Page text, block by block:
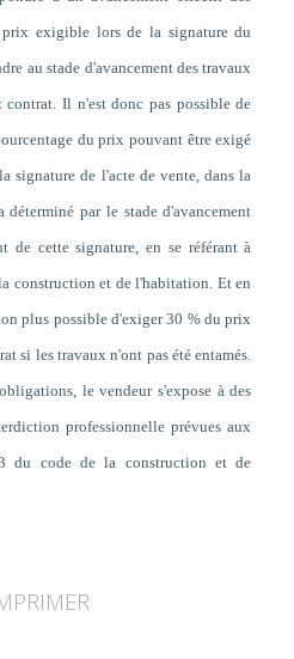
exigible lors de la signature du
au stade d'avancement des travaux
Il n'est donc pas possible de
du prix pouvant être exigé
signature de l'acte de vente, dans la
déterminé par le stade d'avancement
de cette signature, en se référant à
construction et de l'habitation. Et en
plus possible d'exiger 30 % du prix
si les travaux n'ont pas été entamés.
le vendeur s'expose à des
professionnelle prévues aux
du code de la construction et de